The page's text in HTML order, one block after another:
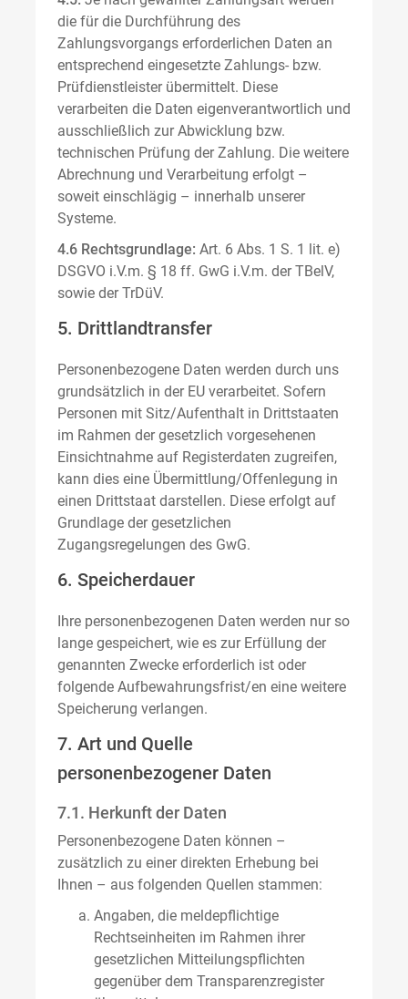
die für die Durchführung des
Zahlungsvorgangs erforderlichen Daten an
entsprechend eingesetzte Zahlungs- bzw.
Prüfdienstleister übermittelt. Diese
verarbeiten die Daten eigenverantwortlich und
ausschließlich zur Abwicklung bzw.
technischen Prüfung der Zahlung. Die weitere
Abrechnung und Verarbeitung erfolgt –
soweit einschlägig – innerhalb unserer
Systeme.
4.6 Rechtsgrundlage: Art. 6 Abs. 1 S. 1 lit. e)
DSGVO i.V.m. § 18 ff. GwG i.V.m. der TBelV,
sowie der TrDüV.
5. Drittlandtransfer
Personenbezogene Daten werden durch uns
grundsätzlich in der EU verarbeitet. Sofern
Personen mit Sitz/Aufenthalt in Drittstaaten
im Rahmen der gesetzlich vorgesehenen
Einsichtnahme auf Registerdaten zugreifen,
kann dies eine Übermittlung/Offenlegung in
einen Drittstaat darstellen. Diese erfolgt auf
Grundlage der gesetzlichen
Zugangsregelungen des GwG.
6. Speicherdauer
Ihre personenbezogenen Daten werden nur so
lange gespeichert, wie es zur Erfüllung der
genannten Zwecke erforderlich ist oder
folgende Aufbewahrungsfrist/en eine weitere
Speicherung verlangen.
7. Art und Quelle
personenbezogener Daten
7.1. Herkunft der Daten
Personenbezogene Daten können –
zusätzlich zu einer direkten Erhebung bei
Ihnen – aus folgenden Quellen stammen:
Angaben, die meldepflichtige
Rechtseinheiten im Rahmen ihrer
gesetzlichen Mitteilungspflichten
gegenüber dem Transparenzregister